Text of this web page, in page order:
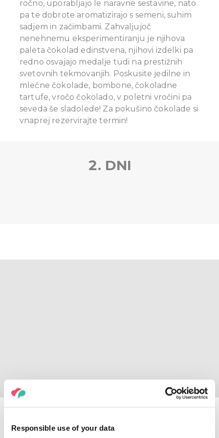
Responsible use of your data
ročno, uporabljajo le naravne sestavine, nato
pa te dobrote aromatizirajo s semeni, suhim
sadjem in začimbami. Zahvaljujoč
nenehnemu eksperimentiranju je njihova
paleta čokolad edinstvena, njihovi izdelki pa
redno osvajajo medalje tudi na prestižnih
svetovnih tekmovanjih. Poskusite jedilne in
mlečne čokolade, bombone, čokoladne
tartufe, vročo čokolado, v poletni vročini pa
seveda še sladolede! Za pokušino čokolade si
vnaprej rezervirajte termin!
2. DNI
Fertőd, Palača Esterházy